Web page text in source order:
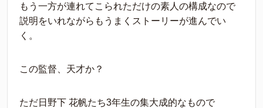
もう一方が連れてこられただけの素人の構成なので
説明をいれながらもうまくストーリーが進んでい
く。
この監督、天才か？
ただ日野下 花帆たち3年生の集大成的なもので